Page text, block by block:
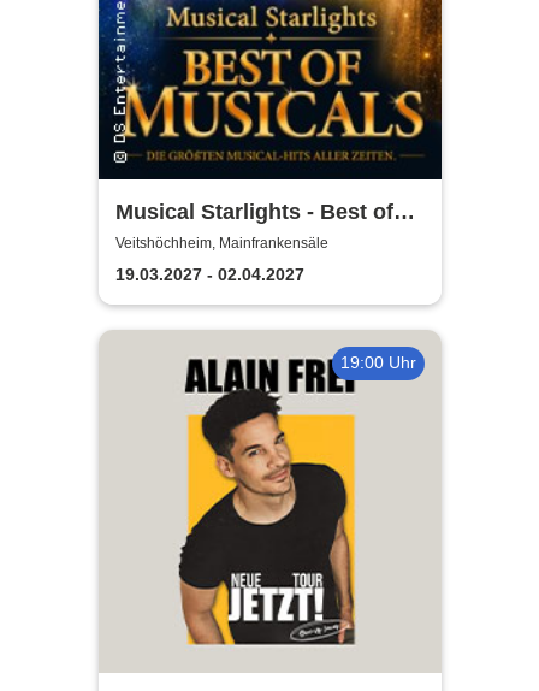
Musical Starlights - Best of
Musicals
Veitshöchheim, Mainfrankensäle
19.03.2027 - 02.04.2027
19:00 Uhr